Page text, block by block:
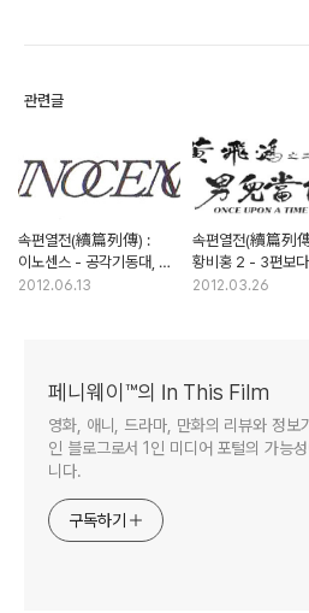
관련글
속편열전(續篇列傳) :
이노센스 - 공각기동대, 그
후 3년
2012.06.13
속편열전(續篇列
황비홍 2 - 3편보다
개봉된 까닭은?
2012.03.26
페니웨이™의 In This Film
영화, 애니, 드라마, 만화의 리뷰와 정보
인 블로그로서 1인 미디어 포털의 가능
니다.
구독하기